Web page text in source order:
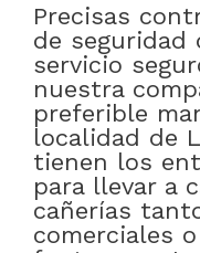
Precisas
de seguridad
servicio
nuestra
preferible
localidad de
tienen los
para llevar a
cañerías
comerciales